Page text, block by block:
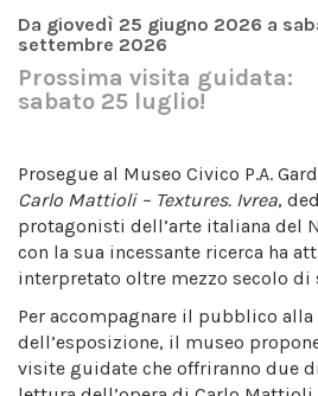
Da giovedì 25 giugno 2026 a
settembre 2026
Prossima visita guidata:
sabato 25 luglio!
Prosegue al Museo Civico P.A.
Carlo Mattioli – Textures. Ivrea,
protagonisti dell’arte italiana del
con la sua incessante ricerca ha
interpretato oltre mezzo secolo
Per accompagnare il pubblico alla
dell’esposizione, il museo
visite guidate che offriranno due